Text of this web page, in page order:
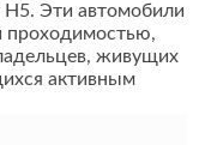
Эти автомобили
проходимостью,
живущих
активным